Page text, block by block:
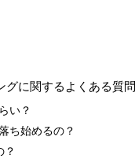
グに関するよくある質問
い？
ち始めるの？
？